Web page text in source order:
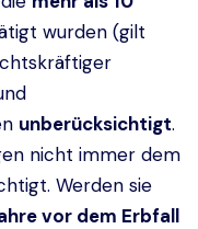
wurden (gilt
unberücksichtigt.
nicht immer dem
Werden sie
vor dem Erbfall